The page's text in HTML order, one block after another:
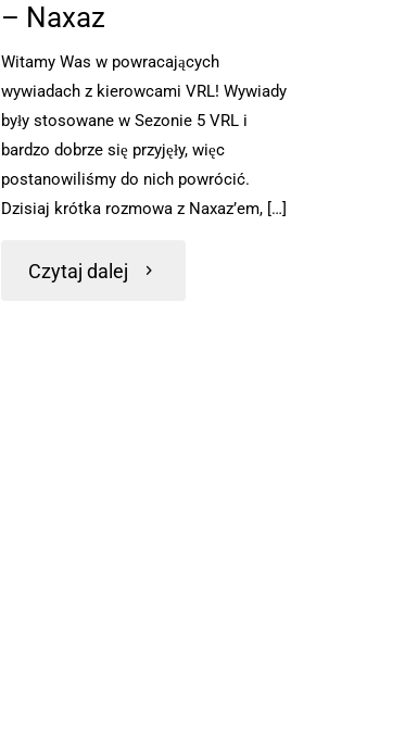
– Naxaz
Witamy Was w powracających
wywiadach z kierowcami VRL! Wywiady
były stosowane w Sezonie 5 VRL i
bardzo dobrze się przyjęły, więc
postanowiliśmy do nich powrócić.
Dzisiaj krótka rozmowa z Naxaz’em, […]
Czytaj dalej